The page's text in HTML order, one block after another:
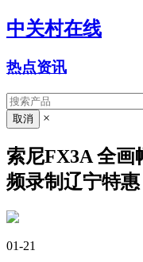
中关村在线
热点资讯
×
索尼FX3A 全画
频录制辽宁特惠
01-21